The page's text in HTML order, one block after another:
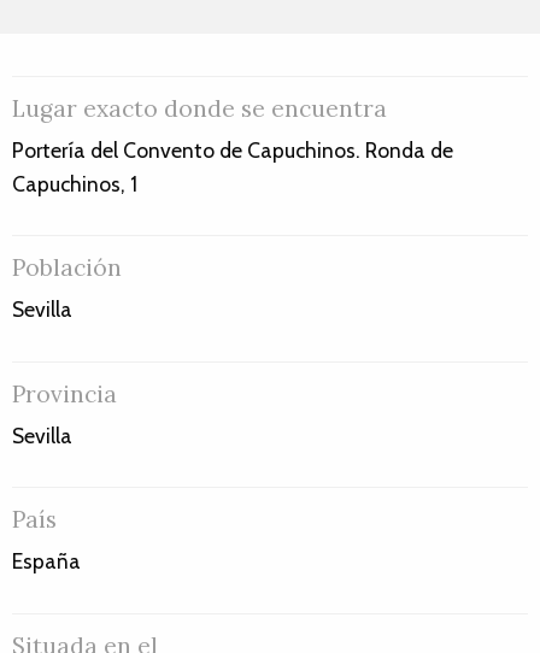
Lugar exacto donde se encuentra
Portería del Convento de Capuchinos. Ronda de
Capuchinos, 1
Población
Sevilla
Provincia
Sevilla
País
España
Situada en el